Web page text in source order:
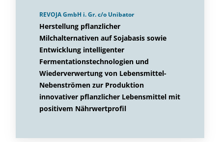
REVOJA GmbH i. Gr. c/o Unibator
Herstellung pflanzlicher
Milchalternativen auf Sojabasis sowie
Entwicklung intelligenter
Fermentationstechnologien und
Wiederverwertung von Lebensmittel-
Nebenströmen zur Produktion
innovativer pflanzlicher Lebensmittel mit
positivem Nährwertprofil